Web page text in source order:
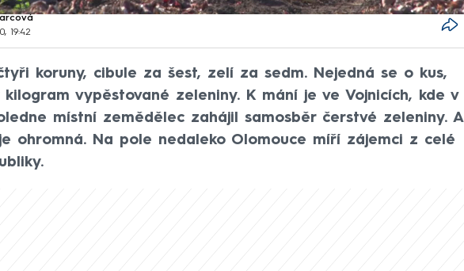
19:42
koruny, cibule za šest, zelí za sedm. Nejedná se o kus,
vypěstované zeleniny. K mání je ve Vojnicích, kde v
místní zemědělec zahájil samosběr čerstvé zeleniny. A
ohromná. Na pole nedaleko Olomouce míří zájemci z celé